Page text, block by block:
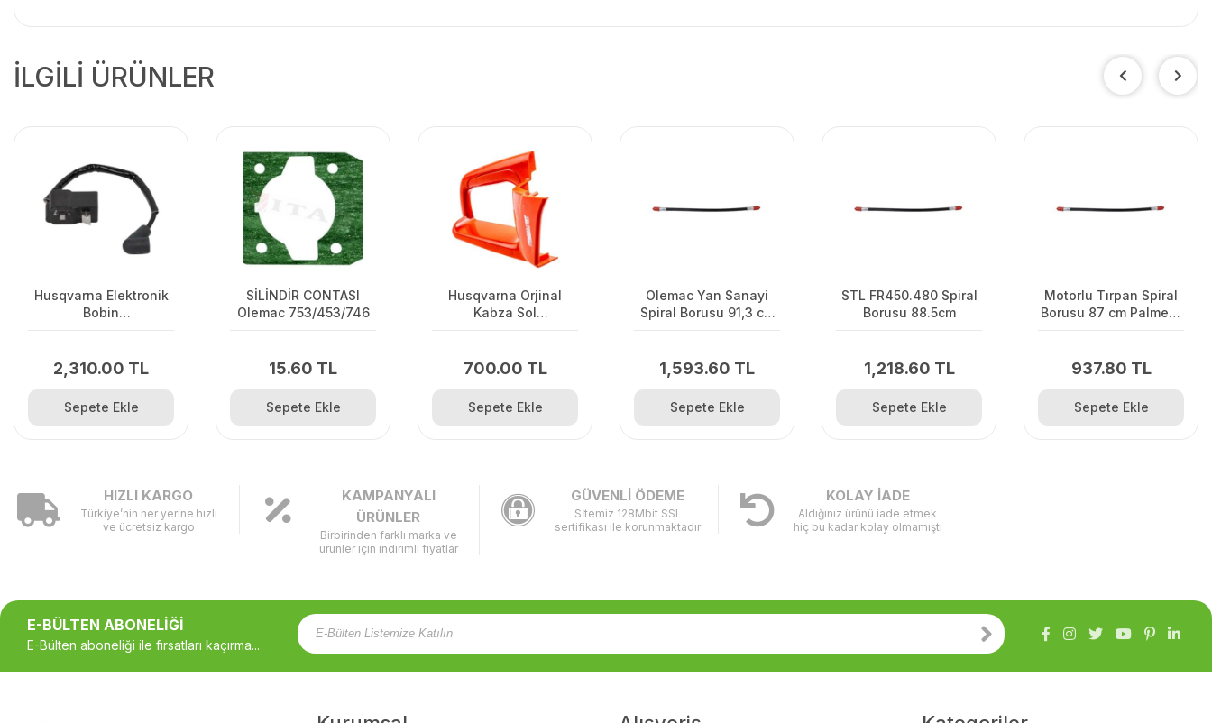
İLGİLİ ÜRÜNLER
Husqvarna Elektronik
Bobin
2,310.00 TL
Sepete Ekle
SİLİNDİR CONTASI
Olemac 753/453/746
15.60 TL
Sepete Ekle
Husqvarna Orjinal
Kabza Sol
700.00 TL
Sepete Ekle
Olemac Yan Sanayi
Spiral Borusu 91,3 cm
1,593.60 TL
Sepete Ekle
STL FR450.480 Spiral
Borusu 88.5cm
1,218.60 TL
Sepete Ekle
Motorlu Tırpan Spiral
Borusu 87 cm Palmera
937.80 TL
Sepete Ekle
HIZLI KARGO
Türkiye’nin her yerine hızlı
ve ücretsiz kargo
KAMPANYALI
ÜRÜNLER
Birbirinden farklı marka ve
ürünler için indirimli fiyatlar
GÜVENLİ ÖDEME
Sİtemiz 128Mbit SSL
sertifikası ile korunmaktadır
KOLAY İADE
Aldığınız ürünü iade etmek
hiç bu kadar kolay olmamıştı
E-BÜLTEN ABONELİĞİ
E-Bülten aboneliği ile fırsatları kaçırma...